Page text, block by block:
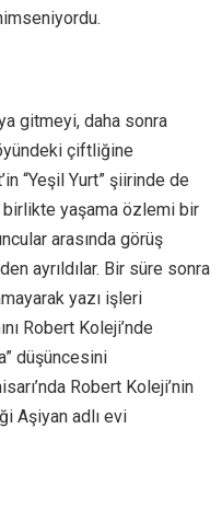
gitmeyi, daha sonra
çiftliğine
“Yeşil Yurt” şiirinde de
birlikte yaşama özlemi bir
arasında görüş
ayrıldılar. Bir süre sonra
yazı işleri
Robert Koleji’nde
düşüncesini
Robert Koleji’nin
Aşiyan adlı evi